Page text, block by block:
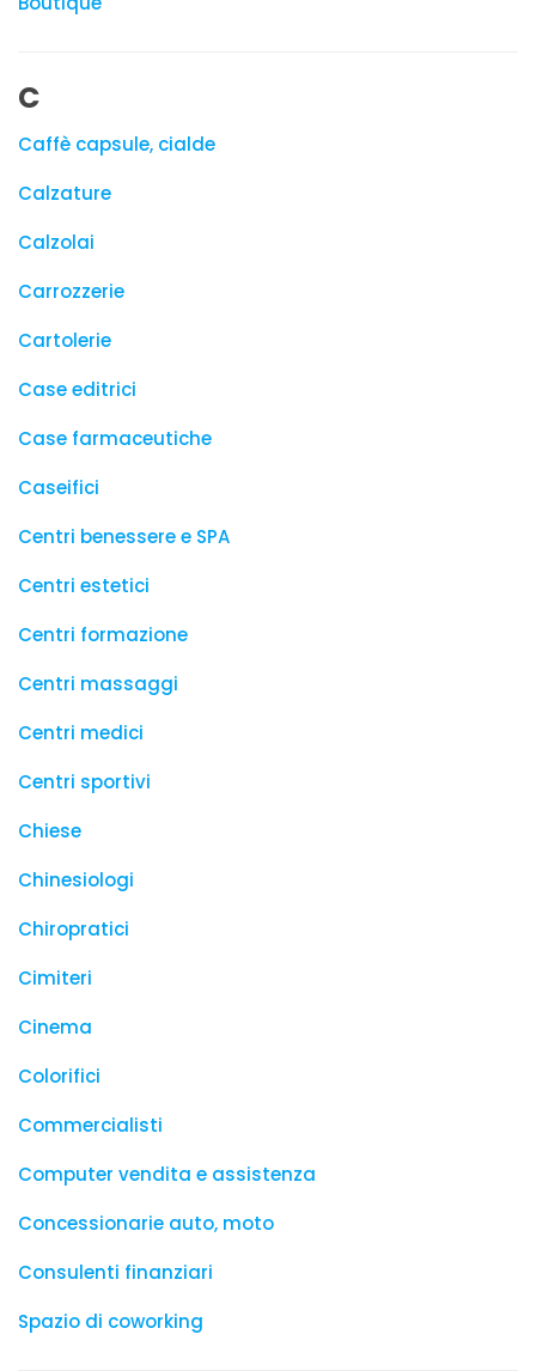
C
Caffè capsule, cialde
Calzature
Calzolai
Carrozzerie
Cartolerie
Case editrici
Case farmaceutiche
Caseifici
Centri benessere e SPA
Centri estetici
Centri formazione
Centri massaggi
Centri medici
Centri sportivi
Chiese
Chinesiologi
Chiropratici
Cimiteri
Cinema
Colorifici
Commercialisti
Computer vendita e assistenza
Concessionarie auto, moto
Consulenti finanziari
Spazio di coworking